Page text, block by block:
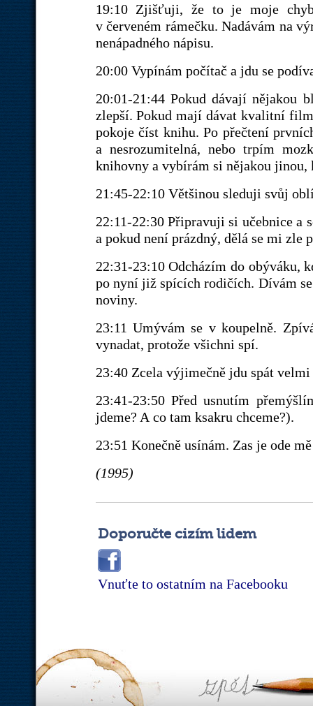
19:10 Zjišťuji, že to je moje
v červeném rámečku. Nadávám na
nenápadného nápisu.
20:00 Vypínám počítač a jdu se
20:01-21:44 Pokud dávají nějakou
zlepší. Pokud mají dávat kvalitní
pokoje číst knihu. Po přečtení
a nesrozumitelná, nebo trpím
knihovny a vybírám si nějakou jinou,
21:45-22:10 Většinou sleduji svůj
22:11-22:30 Připravuji si učebnice a
a pokud není prázdný, dělá se mi zle
22:31-23:10 Odcházím do obýváku,
po nyní již spících rodičích. Dívám
noviny.
23:11 Umývám se v koupelně.
vynadat, protože všichni spí.
23:40 Zcela výjimečně jdu spát
23:41-23:50 Před usnutím
jdeme? A co tam ksakru chceme?).
23:51 Konečně usínám. Zas je ode
(1995)
Doporučte cizím lidem
Vnuťte to ostatním na Facebooku